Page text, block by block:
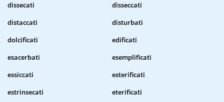
dissecati
disseccati
distaccati
disturbati
dolcificati
edificati
esacerbati
esemplificati
essiccati
esterificati
estrinsecati
eterificati